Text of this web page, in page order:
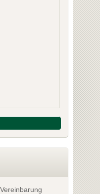
Strohmeier
8452 Großklein
Bezirk: Leibnitz
INFOS